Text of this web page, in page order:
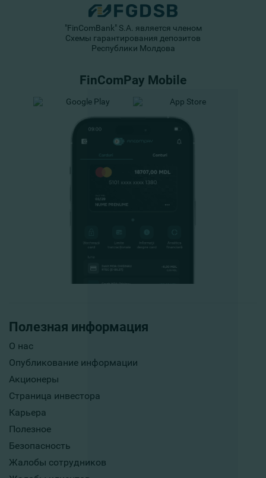
Полезная информация
О нас
Опубликование информации
Акционеры
Страница инвестора
Карьера
Полезное
Безопасность
Жалобы сотрудников
"FinComBank" S.A. является членом
Схемы гарантирования депозитов
Республики Молдова
FinComPay Mobile